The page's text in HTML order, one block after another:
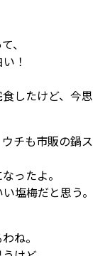
、
！
したけど、今思
チも市販の鍋ス
ったよ。
塩梅だと思う。
ね。